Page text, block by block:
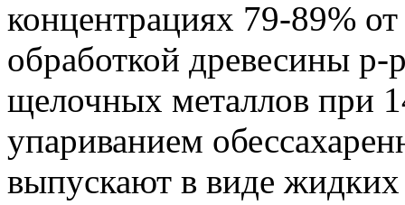
концентрациях 79-89%
обработкой древесины р-
щелочных металлов при
упариванием
выпускают в виде